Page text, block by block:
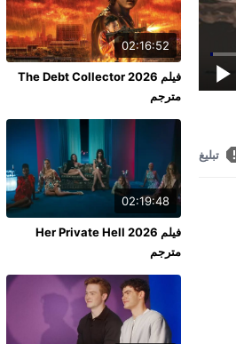
تبليغ
02:16:52
فيلم The Debt Collector 2026
مترجم
02:19:48
فيلم Her Private Hell 2026
مترجم